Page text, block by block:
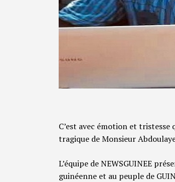
C’est avec émotion et tristesse
tragique de Monsieur
L’équipe de NEWSGUINEE
guinéenne et au peuple de